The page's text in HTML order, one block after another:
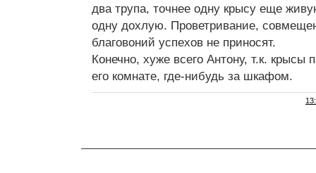
два трупа, точнее одну крысу еще
одну дохлую. Проветривание,
благовоний успехов не приносят.
Конечно, хуже всего Антону, т.к. крысы
его комнате, где-нибудь за шкафом.